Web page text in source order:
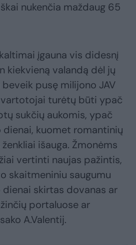
nukenčia maždaug 65
įgauna vis didesnį
kiekvieną valandą dėl jų
pusę milijono JAV
turėtų būti ypač
sukčių aukomis, ypač
kuomet romantinių
išauga. Žmonėms
vertinti naujas pažintis,
skaitmeniniu saugumu
skirtas dovanas ar
portaluose ar
A.Valentij.